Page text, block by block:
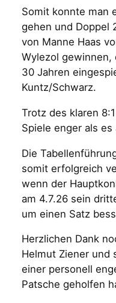
Somit konnte man
gehen und Doppel
von Manne Haas
Wylezol gewinnen,
30 Jahren
Kuntz/Schwarz.
Trotz des klaren
Spiele enger als es
Die
somit erfolgreich
wenn der
am 4.7.26 sein
um einen Satz
Herzlichen Dank
Helmut Ziener und
einer personell
Patsche geholfen